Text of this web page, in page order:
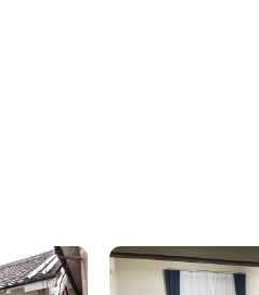
柏原A邸